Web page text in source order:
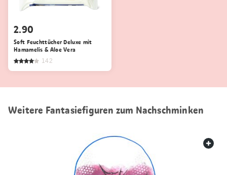
2.90
Soft Feuchttücher Deluxe mit
Hamamelis & Aloe Vera
142
Weitere Fantasiefiguren zum Nachschminken